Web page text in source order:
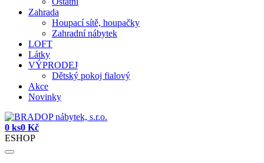
Zahrada
Houpací sítě, houpačky
Zahradní nábytek
LOFT
Látky
VÝPRODEJ
Dětský pokoj fialový
Akce
Novinky
0 ks0 Kč
ESHOP